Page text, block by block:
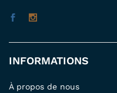
INFORMATIONS
À propos de nous